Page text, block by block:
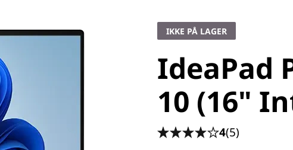
IdeaPad
10 (16"
IKKE PÅ LAGER
IdeaPad
10 (16"
4(5)